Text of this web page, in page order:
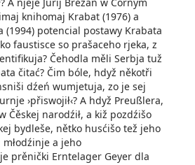
knihomaj Krabat (1976) a
(1994) potencial postawy Krabata
faustisce so prašaceho rjeka, z
Čehodla měli Serbja tuž
čitać? Čim bóle, hdyž někotři
dźeń wumjetuja, zo je sej
›přiswojił‹? A hdyž Preußlera,
Čěskej narodźił­, a kiž pozdźišo
bydleše, nětko husćišo tež jeho
a jeho
prěnički Erntelager Geyer dla